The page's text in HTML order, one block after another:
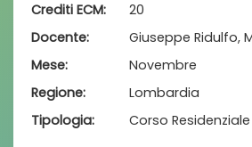
Crediti ECM
20
Docente
Giuseppe Ridulfo,
Mese
Novembre
Regione
Lombardia
Tipologia
Corso Residenziale